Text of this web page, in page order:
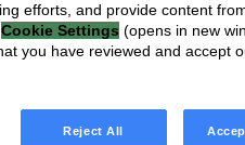
Entreprise
efforts, and provide content
Cookie Settings (opens in new
you have reviewed and accept
Reject All